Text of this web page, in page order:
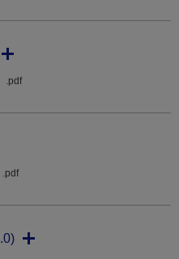
.pdf
.pdf